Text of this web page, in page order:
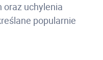
oraz uchylenia
popularnie